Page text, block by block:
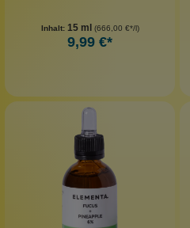
Inhalt: 15 ml (666,00 €*/l)
9,99 €*